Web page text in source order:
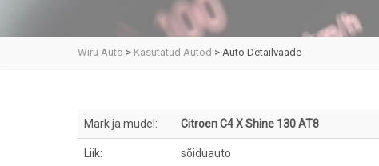
Wiru Auto > Kasutatud Autod > Auto Detailvaade
Mark ja mudel: Citroen C4 X Shine 130 AT8
Liik: sõiduauto